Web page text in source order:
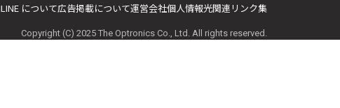
について広告掲載について運営会社個人情報光関連リンク集
Copyright (C) 2025 The Optronics Co., Ltd. All rights reserved.